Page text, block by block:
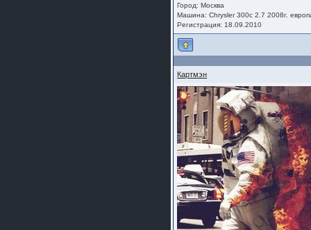
Город: Москва
Машина: Chrysler 300c 2.7 2008г.
Регистрация: 18.09.2010
Картмэн